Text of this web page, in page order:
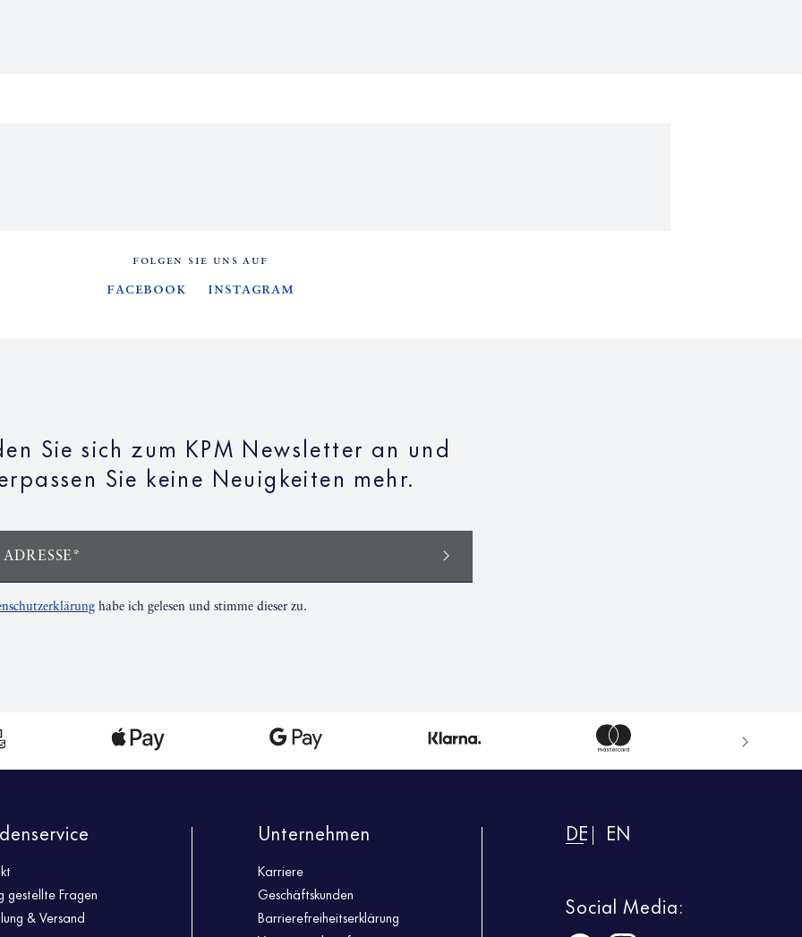
FOLGEN SIE UNS AUF
Facebook Instagram
Sie sich zum KPM Newsletter an und
Sie keine Neuigkeiten mehr.
habe ich gelesen und stimme dieser zu.
gestellte Fragen
& Versand
Unternehmen
Karriere
Geschäftskunden
Barrierefreiheitserklärung
DE EN
Social Media: